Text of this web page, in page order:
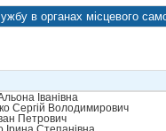
в органах місцевого
Іванівна
Сергій Володимирович
Петрович